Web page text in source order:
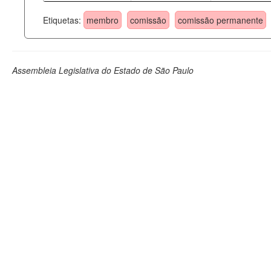
Etiquetas: membro comissão comissão permanente
Assembleia Legislativa do Estado de São Paulo